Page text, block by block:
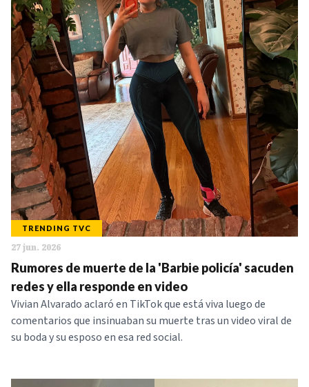
Categorias:
NOTICIAS
TRENDING TVC
27 jun. 2026
Rumores de muerte de la 'Barbie policía' sacuden
redes y ella responde en video
Vivian Alvarado aclaró en TikTok que está viva luego de
comentarios que insinuaban su muerte tras un video viral de
su boda y su esposo en esa red social.